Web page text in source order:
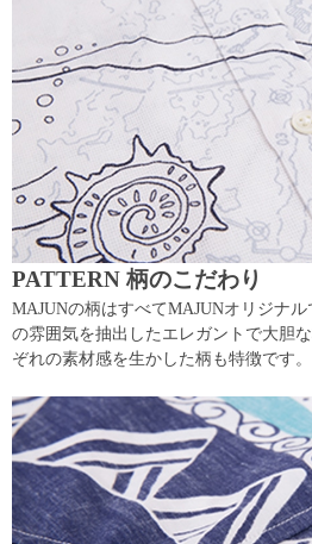
PATTERN 柄のこだわり
MAJUNの柄はすべてMAJUNオリジナ
の雰囲気を抽出したエレガントで大胆
ぞれの素材感を生かした柄も特徴です。